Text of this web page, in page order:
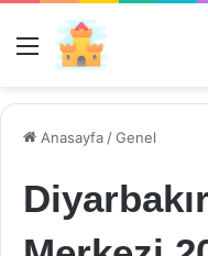
Menü
Anasayfa /Genel